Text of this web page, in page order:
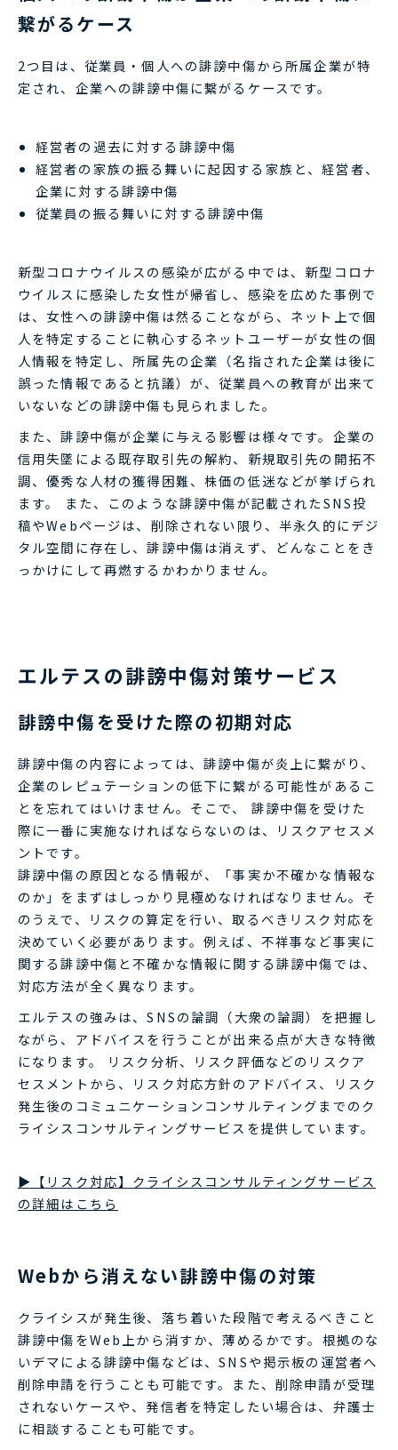
繋がるケース
2つ目は、従業員・個人への誹謗中傷から所属企業が特
定され、企業への誹謗中傷に繋がるケースです。
経営者の過去に対する誹謗中傷
経営者の家族の振る舞いに起因する家族と、経営者、
企業に対する誹謗中傷
従業員の振る舞いに対する誹謗中傷
新型コロナウイルスの感染が広がる中では、新型コロナ
ウイルスに感染した女性が帰省し、感染を広めた事例で
は、女性への誹謗中傷は然ることながら、ネット上で個
人を特定することに執心するネットユーザーが女性の個
人情報を特定し、所属先の企業（名指された企業は後に
誤った情報であると抗議）が、従業員への教育が出来て
いないなどの誹謗中傷も見られました。
また、誹謗中傷が企業に与える影響は様々です。企業の
信用失墜による既存取引先の解約、新規取引先の開拓不
調、優秀な人材の獲得困難、株価の低迷などが挙げられ
ます。 また、このような誹謗中傷が記載されたSNS投
稿やWebページは、削除されない限り、半永久的にデジ
タル空間に存在し、誹謗中傷は消えず、どんなことをき
っかけにして再燃するかわかりません。
エルテスの誹謗中傷対策サービス
誹謗中傷を受けた際の初期対応
誹謗中傷の内容によっては、誹謗中傷が炎上に繋がり、
企業のレピュテーションの低下に繋がる可能性があるこ
とを忘れてはいけません。そこで、 誹謗中傷を受けた
際に一番に実施なければならないのは、リスクアセスメ
ントです。
誹謗中傷の原因となる情報が、「事実か不確かな情報な
のか」をまずはしっかり見極めなければなりません。そ
のうえで、リスクの算定を行い、取るべきリスク対応を
決めていく必要があります。例えば、不祥事など事実に
関する誹謗中傷と不確かな情報に関する誹謗中傷では、
対応方法が全く異なります。
エルテスの強みは、SNSの論調（大衆の論調）を把握し
ながら、アドバイスを行うことが出来る点が大きな特徴
になります。 リスク分析、リスク評価などのリスクア
セスメントから、リスク対応方針のアドバイス、リスク
発生後のコミュニケーションコンサルティングまでのク
ライシスコンサルティングサービスを提供しています。
▶【リスク対応】クライシスコンサルティングサービス
の詳細はこちら
Webから消えない誹謗中傷の対策
クライシスが発生後、落ち着いた段階で考えるべきこと
誹謗中傷をWeb上から消すか、薄めるかです。根拠のな
いデマによる誹謗中傷などは、SNSや掲示板の運営者へ
削除申請を行うことも可能です。また、削除申請が受理
されないケースや、発信者を特定したい場合は、弁護士
に相談することも可能です。